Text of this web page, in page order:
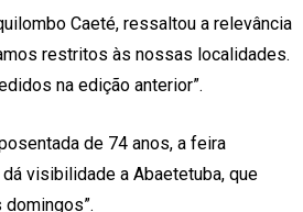
Caeté, ressaltou a relevância
restritos às nossas localidades.
na edição anterior”.
de 74 anos, a feira
visibilidade a Abaetetuba, que